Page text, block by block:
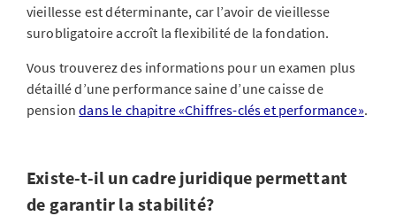
vieillesse est déterminante, car l’avoir de vieillesse
surobligatoire accroît la flexibilité de la fondation.
Vous trouverez des informations pour un examen plus
détaillé d’une performance saine d’une caisse de
pensiondans le chapitre «Chiffres-clés et performance».
Existe-t-il un cadre juridique permettant
de garantir la stabilité?